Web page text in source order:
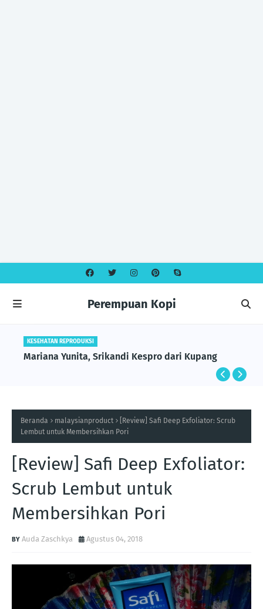
Perempuan Kopi
KESEHATAN REPRODUKSI
Mariana Yunita, Srikandi Kespro dari Kupang
Beranda malaysianproduct
[Review] Safi Deep Exfoliator: Scrub
Lembut untuk Membersihkan Pori
[Review] Safi Deep Exfoliator:
Scrub Lembut untuk
Membersihkan Pori
Auda Zaschkya Agustus 04, 2018